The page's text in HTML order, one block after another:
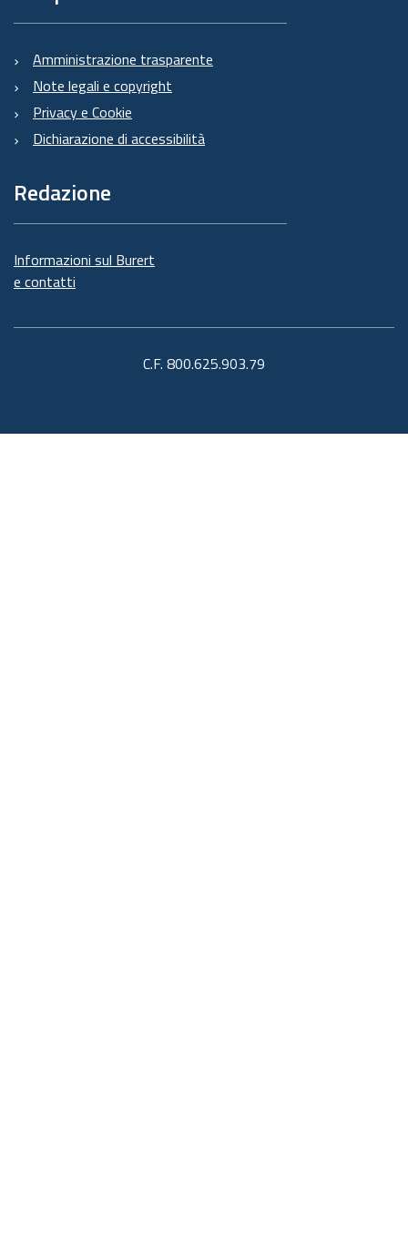
Amministrazione trasparente
Note legali e copyright
Privacy e Cookie
Dichiarazione di accessibilità
Redazione
Informazioni sul Burert
e contatti
C.F. 800.625.903.79